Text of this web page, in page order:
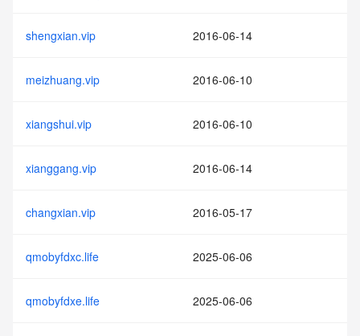
shengxian.vip 2016-06-14
meizhuang.vip 2016-06-10
xiangshui.vip 2016-06-10
xianggang.vip 2016-06-14
changxian.vip 2016-05-17
qmobyfdxc.life 2025-06-06
qmobyfdxe.life 2025-06-06